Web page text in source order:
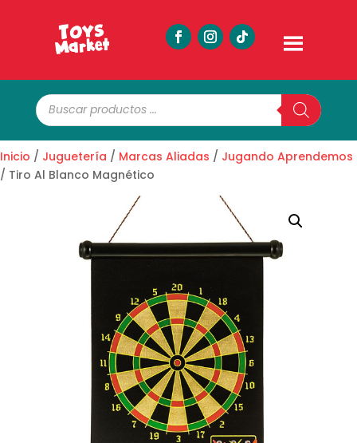
Búsqueda
de
productos
Inicio / Juguetería / Marcas Aliadas / Jugando Aprendemos
/ Tiro Al Blanco Magnético